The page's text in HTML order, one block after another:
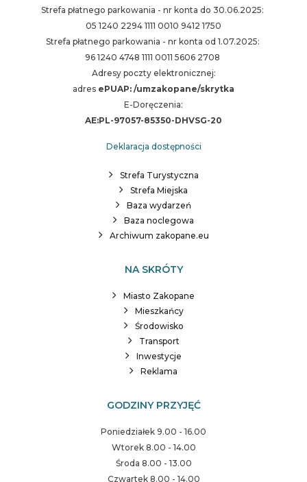
Strefa płatnego parkowania - nr konta do 30.06.2025:
05 1240 2294 1111 0010 9412 1750
Strefa płatnego parkowania - nr konta od 1.07.2025:
96 1240 4748 1111 0011 5606 2708
Adresy poczty elektronicznej:
adres ePUAP: /umzakopane/skrytka
E-Doręczenia:
AE:PL-97057-85350-DHVSG-20
Deklaracja dostępności
Strefa Turystyczna
Strefa Miejska
Baza wydarzeń
Baza noclegowa
Archiwum zakopane.eu
NA SKRÓTY
Miasto Zakopane
Mieszkańcy
Środowisko
Transport
Inwestycje
Reklama
GODZINY PRZYJĘĆ
Poniedziałek 9.00 - 16.00
Wtorek 8.00 - 14.00
Środa 8.00 - 13.00
Czwartek 8.00 - 14.00